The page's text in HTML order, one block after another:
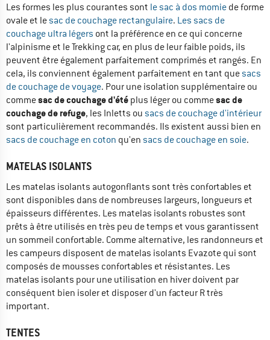
Les formes les plus courantes sont le sac à dos momie de forme
ovale et lesac de couchage rectangulaire. Les sacs de
couchage ultra légers ont la préférence en ce qui concerne
l'alpinisme et le Trekking car, en plus de leur faible poids, ils
peuvent être également parfaitement comprimés et rangés. En
cela, ils conviennent également parfaitement en tant quesacs
de couchage de voyage. Pour une isolation supplémentaire ou
commesac de couchage d'été plus léger ou commesac de
couchage de refuge, les Inletts ou sacs de couchage d'intérieur
sont particulièrement recommandés. Ils existent aussi bien en
sacs de couchage en coton qu'en sacs de couchage en soie.
MATELAS ISOLANTS
Les matelas isolants autogonflants sont très confortables et
sont disponibles dans de nombreuses largeurs, longueurs et
épaisseurs différentes. Les matelas isolants robustes sont
prêts à être utilisés en très peu de temps et vous garantissent
un sommeil confortable. Comme alternative, les randonneurs et
les campeurs disposent de matelas isolants Evazote qui sont
composés de mousses confortables et résistantes. Les
matelas isolants pour une utilisation en hiver doivent par
conséquent bien isoler et disposer d'un facteur R très
important.
TENTES